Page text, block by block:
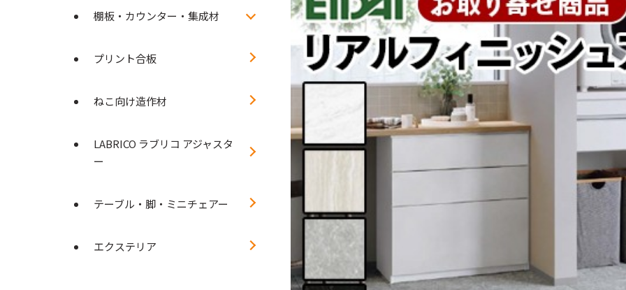
棚板・カウンター・集成材
プリント合板
ねこ向け造作材
LABRICO ラブリコ アジャスタ
ー
テーブル・脚・ミニチェアー
エクステリア